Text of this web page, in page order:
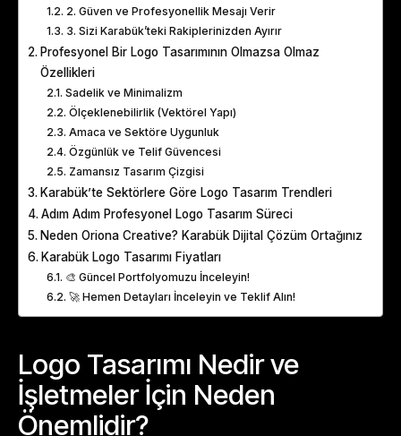
2. Güven ve Profesyonellik Mesajı Verir
3. Sizi Karabük’teki Rakiplerinizden Ayırır
Profesyonel Bir Logo Tasarımının Olmazsa Olmaz
Özellikleri
Sadelik ve Minimalizm
Ölçeklenebilirlik (Vektörel Yapı)
Amaca ve Sektöre Uygunluk
Özgünlük ve Telif Güvencesi
Zamansız Tasarım Çizgisi
Karabük’te Sektörlere Göre Logo Tasarım Trendleri
Adım Adım Profesyonel Logo Tasarım Süreci
Neden Oriona Creative? Karabük Dijital Çözüm Ortağınız
Karabük Logo Tasarımı Fiyatları
🎨 Güncel Portfolyomuzu İnceleyin!
🚀 Hemen Detayları İnceleyin ve Teklif Alın!
Logo Tasarımı Nedir ve
İşletmeler İçin Neden
Önemlidir?